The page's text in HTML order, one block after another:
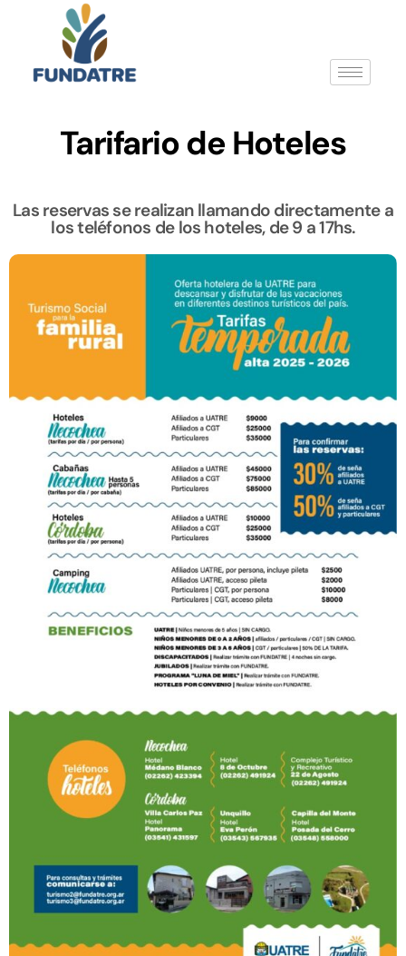
Tarifario de Hoteles
Las reservas se realizan llamando directamente a
los teléfonos de los hoteles, de 9 a 17hs.